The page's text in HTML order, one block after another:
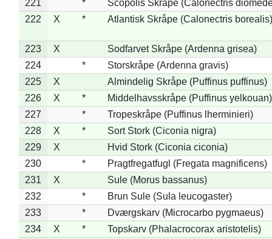
221 *
Scopolis Skråpe (Calonectris
222
X * Atlantisk Skråpe (Calonectris borealis)
223 X
Sodfarvet Skråpe (Ardenna grisea)
224
*
Storskråpe (Ardenna gravis)
225
X
Almindelig Skråpe (Puffinus puffinus)
226
X *
Middelhavsskråpe (Puffinus yelkouan)
227
*
Tropeskråpe (Puffinus lherminieri)
228
X *
Sort Stork (Ciconia nigra)
229
X
Hvid Stork (Ciconia ciconia)
230
*
Pragtfregatfugl (Fregata magnificens)
231
X
Sule (Morus bassanus)
232
*
Brun Sule (Sula leucogaster)
233
*
Dværgskarv (Microcarbo pygmaeus)
234
X *
Topskarv (Phalacrocorax aristotelis)